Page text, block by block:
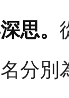
思。
分別